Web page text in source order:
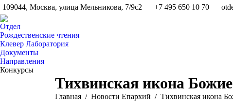
109044, Москва, улица Мельникова, 7/9с2 +7 495 650 10 70
Отдел
Рождественские чтения
Клевер Лаборатория
Документы
Направления
Конкурсы
Тихвинская икона
Вы здесь:
Главная Новости Епархий Тихвинская икона